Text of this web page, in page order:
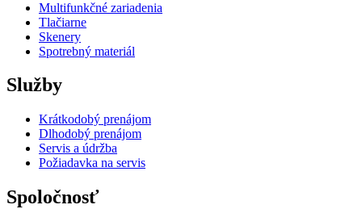
Multifunkčné zariadenia
Tlačiarne
Skenery
Spotrebný materiál
Služby
Krátkodobý prenájom
Dlhodobý prenájom
Servis a údržba
Požiadavka na servis
Spoločnosť